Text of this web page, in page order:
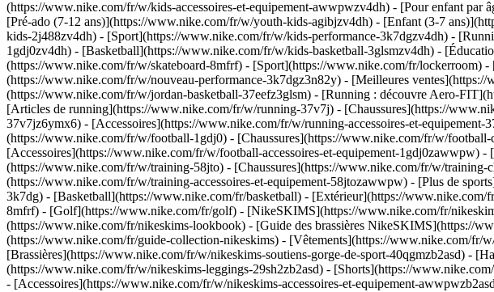
(https://www.nike.com/fr/w/kids-accessoires-et-equipement-awwpwzv4dh) - [Pour enfant par
[Pré-ado (7-12 ans)](https://www.nike.com/fr/w/youth-kids-agibjzv4dh) - [Enfant (3-7
kids-2j488zv4dh) - [Sport](https://www.nike.com/fr/w/kids-performance-3k7dgzv4dh) -
1gdj0zv4dh) - [Basketball](https://www.nike.com/fr/w/kids-basketball-3glsmzv4dh) -
(https://www.nike.com/fr/w/skateboard-8mfrf) - [Sport](https://www.nike.com/fr/lockerroom)
(https://www.nike.com/fr/w/nouveau-performance-3k7dgz3n82y) - [Meilleures
(https://www.nike.com/fr/w/jordan-basketball-37eefz3glsm) - [Running : découvre Aero-
[Articles de running](https://www.nike.com/fr/w/running-37v7j) - [Chaussures](https://
37v7jz6ymx6) - [Accessoires](https://www.nike.com/fr/w/running-accessoires-et-equipement-
(https://www.nike.com/fr/w/football-1gdj0) - [Chaussures](https://www.nike.com/fr/w/
[Accessoires](https://www.nike.com/fr/w/football-accessoires-et-equipement-1gdj0zawwpw) -
(https://www.nike.com/fr/w/training-58jto) - [Chaussures](https://www.nike.com/fr/w/
(https://www.nike.com/fr/w/training-accessoires-et-equipement-58jtozawwpw) - [Plus de
3k7dg) - [Basketball](https://www.nike.com/fr/basketball) - [Extérieur](https://
8mfrf) - [Golf](https://www.nike.com/fr/golf) - [NikeSKIMS](https://www.nike.com/fr/
(https://www.nike.com/fr/nikeskims-lookbook) - [Guide des brassières NikeSKIMS](https://
(https://www.nike.com/fr/guide-collection-nikeskims) - [Vêtements](https://www.nike.com/fr/
[Brassières](https://www.nike.com/fr/w/nikeskims-soutiens-gorge-de-sport-40qgmzb2asd) -
(https://www.nike.com/fr/w/nikeskims-leggings-29sh2zb2asd) - [Shorts](https://
- [Accessoires](https://www.nike.com/fr/w/nikeskims-accessoires-et-equipement-